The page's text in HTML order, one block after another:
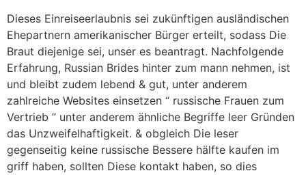
Dieses Einreiseerlaubnis sei zukünftigen ausländischen
Ehepartnern amerikanischer Bürger erteilt, sodass Die
Braut diejenige sei, unser es beantragt. Nachfolgende
Erfahrung, Russian Brides hinter zum mann nehmen, ist
und bleibt zudem lebend & gut, unter anderem
zahlreiche Websites einsetzen “ russische Frauen zum
Vertrieb ” unter anderem ähnliche Begriffe leer Gründen
das Unzweifelhaftigkeit. & obgleich Die leser
gegenseitig keine russische Bessere hälfte kaufen im
griff haben, sollten Diese kontakt haben, so dies